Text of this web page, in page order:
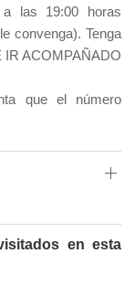
las 19:00 horas
convenga). Tenga
IR ACOMPAÑADO
que el número
en esta